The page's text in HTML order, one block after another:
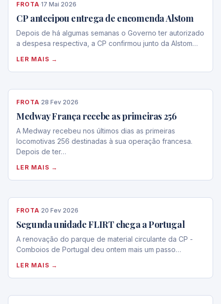
FROTA·17 Mai 2026
CP antecipou entrega de encomenda Alstom
Depois de há algumas semanas o Governo ter autorizado
a despesa respectiva, a CP confirmou junto da Alstom…
LER MAIS →
FROTA·28 Fev 2026
Medway França recebe as primeiras 256
A Medway recebeu nos últimos dias as primeiras
locomotivas 256 destinadas à sua operação francesa.
Depois de ter…
LER MAIS →
FROTA·20 Fev 2026
Segunda unidade FLIRT chega a Portugal
A renovação do parque de material circulante da CP -
Comboios de Portugal deu ontem mais um passo…
LER MAIS →